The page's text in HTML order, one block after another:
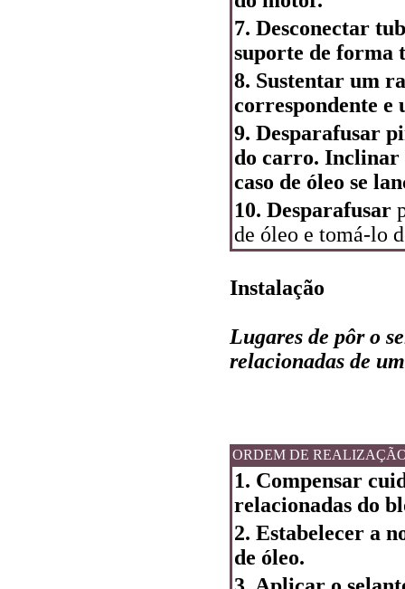
7. Desconectar
suporte de forma
8. Sustentar um
correspondente e
9. Desparafusar
do carro. Inclinar
caso de óleo se
10. Desparafusar
de óleo e tomá-lo
Instalação
Lugares de pôr o
relacionadas de
ORDEM DE
1. Compensar
relacionadas do
2. Estabelecer a
de óleo.